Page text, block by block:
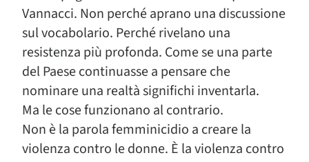
Vannacci. Non perché aprano una discussione
sul vocabolario. Perché rivelano una
resistenza più profonda. Come se una parte
del Paese continuasse a pensare che
nominare una realtà significhi inventarla.
Ma le cose funzionano al contrario.
Non è la parola femminicidio a creare la
violenza contro le donne. È la violenza contro